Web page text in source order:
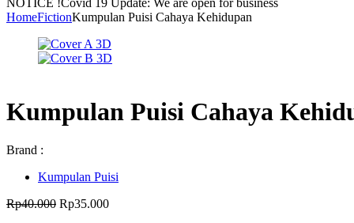
NOTICE !Covid 19 Update: We are open for business
HomeFictionKumpulan Puisi Cahaya Kehidupan
Kumpulan Puisi Cahaya
Brand :
Kumpulan Puisi
Rp40.000 Harga
Rp35.000Harga